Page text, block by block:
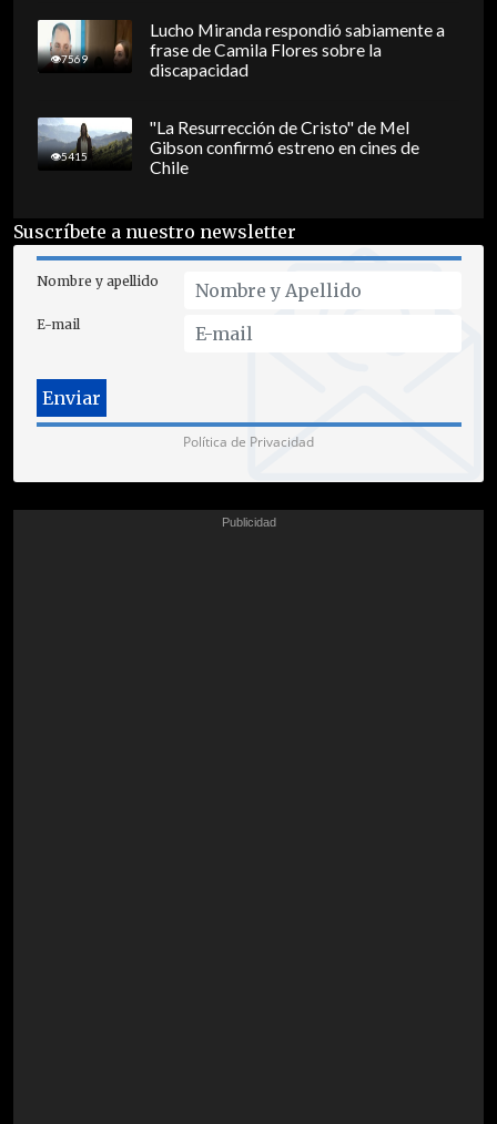
7569
Lucho Miranda respondió sabiamente a
frase de Camila Flores sobre la
discapacidad
5415
"La Resurrección de Cristo" de Mel
Gibson confirmó estreno en cines de
Chile
Suscríbete a nuestro newsletter
Nombre y apellido
E-mail
Política de Privacidad